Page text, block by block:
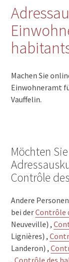
Machen Sie
Einwohneramt
Vauffelin.
Möchten
Contrôle
Andere
bei derContrôle
Neuveville) ,
Lignières) ,
Landeron) ,
,Contrôle des